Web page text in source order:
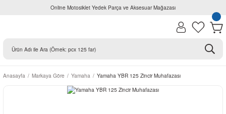
Online Motosiklet Yedek Parça ve Aksesuar Mağazası
Anasayfa Markaya Göre Yamaha Yamaha YBR 125 Zincir Muhafazası